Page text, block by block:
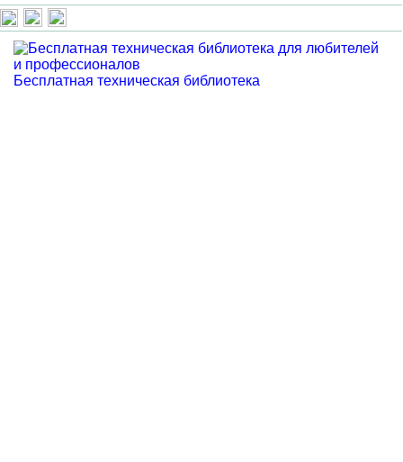
Бесплатная техническая библиотека